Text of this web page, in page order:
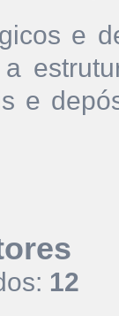
e
a
e
12